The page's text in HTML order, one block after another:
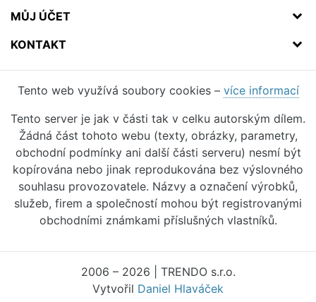
MŮJ ÚČET
KONTAKT
Tento web využívá soubory cookies – více informací
Tento server je jak v části tak v celku autorským dílem.
Žádná část tohoto webu (texty, obrázky, parametry,
obchodní podmínky ani další části serveru) nesmí být
kopírována nebo jinak reprodukována bez výslovného
souhlasu provozovatele. Názvy a označení výrobků,
služeb, firem a společností mohou být registrovanými
obchodními známkami příslušných vlastníků.
2006 – 2026 | TRENDO s.r.o.
Vytvořil Daniel Hlaváček